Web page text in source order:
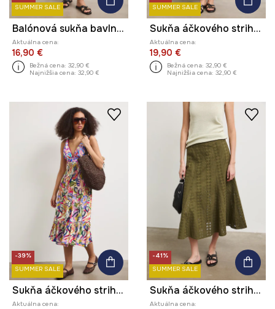
SUMMER SALE
Balónová sukňa bavlnená s výšivkou
Aktuálna cena:
16,90 €
Bežná cena: 32,90 €
Najnižšia cena: 32,90 €
SUMMER SALE
Sukňa áčkového strihu z viskózy
Aktuálna cena:
19,90 €
Bežná cena: 32,90 €
Najnižšia cena: 32,90 €
-39%
SUMMER SALE
Sukňa áčkového strihu z viskózy
Aktuálna cena:
-41%
SUMMER SALE
Sukňa áčkového strihu bavlnená s výšivkou
Aktuálna cena: